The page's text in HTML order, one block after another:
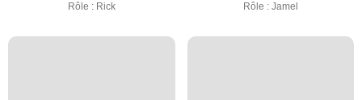
Rôle : Rick Rôle : Jamel